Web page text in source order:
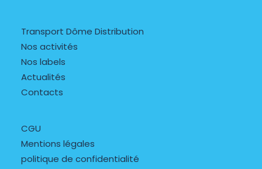
Transport Dôme Distribution
Nos activités
Nos labels
Actualités
Contacts
CGU
Mentions légales
politique de confidentialité